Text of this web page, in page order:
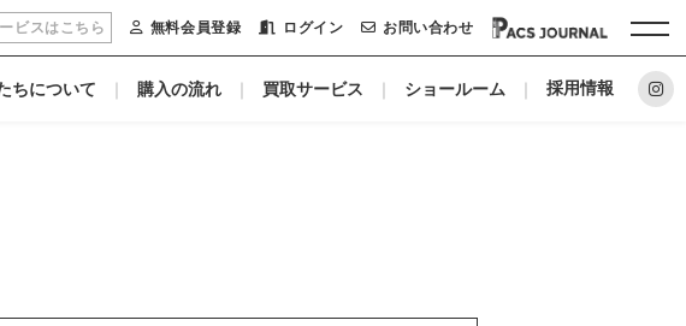
ビスはこちら 無料会員登録 ログイン お問い合わせ
ちについて 購入の流れ 買取サービス ショールーム 採用情報